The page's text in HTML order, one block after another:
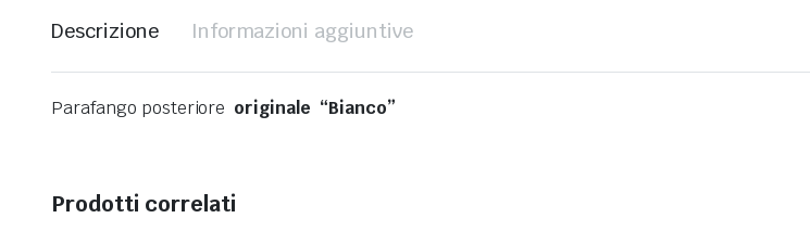
Descrizione Informazioni aggiuntive
Parafango posteriore originale “Bianco”
Prodotti correlati